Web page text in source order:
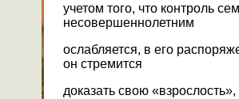
учетом того, что контроль
несовершеннолетним
ослабляется, в его
он стремится
доказать свою